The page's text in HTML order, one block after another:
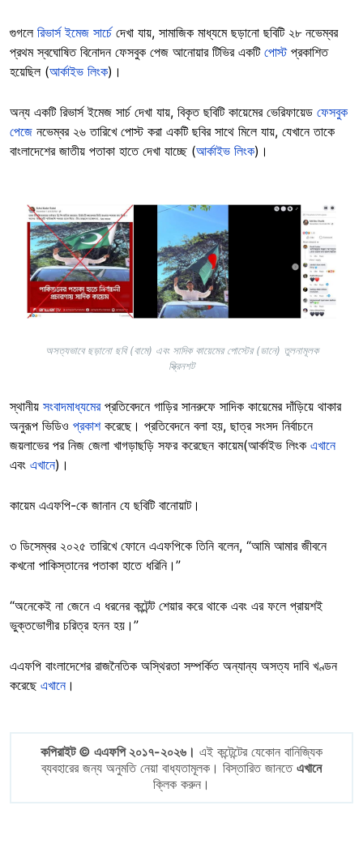
গুগলেরিভার্স ইমেজ সার্চে দেখা যায়, সামাজিক মাধ্যমে ছড়ানো ছবিটি ২৮ নভেম্বর
প্রথম স্বঘোষিত বিনোদন ফেসবুক পেজ আনোয়ার টিভির একটি পোস্টপ্রকাশিত
হয়েছিল (আর্কাইভ লিংক)।
অন্য একটি রিভার্স ইমেজ সার্চ দেখা যায়, বিকৃত ছবিটি কায়েমের ভেরিফায়েড ফেসবুক
পেজে নভেম্বর ২৬ তারিখে পোস্ট করা একটি ছবির সাথে মিলে যায়, যেখানে তাকে
বাংলাদেশের জাতীয় পতাকা হাতে দেখা যাচ্ছে (আর্কাইভ লিংক)।
Image
অসত্যভাবে ছড়ানো ছবি (বামে) এবং সাদিক কায়েমের পোস্টের (ডানে) তুলনামূলক
স্ক্রিনশট
স্থানীয় সংবাদমাধ্যমেরপ্রতিবেদনে গাড়ির সানরুফে সাদিক কায়েমের দাঁড়িয়ে থাকার
অনুরূপ ভিডিও প্রকাশকরেছে। প্রতিবেদনে বলা হয়, ছাত্র সংসদ নির্বাচনে
জয়লাভের পর নিজ জেলা খাগড়াছড়ি সফর করেছেন কায়েম(আর্কাইভ লিংক এখানে
এবং এখানে)।
কায়েম এএফপি-কে জানান যে ছবিটি বানোয়াট।
৩ ডিসেম্বর ২০২৫ তারিখে ফোনে এএফপিকে তিনি বলেন, “আমি আমার জীবনে
কখনো পাকিস্তানের পতাকা হাতে ধরিনি।”
“অনেকেই না জেনে এ ধরনের কন্টেন্ট শেয়ার করে থাকে এবং এর ফলে প্রায়শই
ভুক্তভোগীর চরিত্র হনন হয়।”
এএফপি বাংলাদেশের রাজনৈতিক অস্থিরতা সম্পর্কিত অন্যান্য অসত্য দাবি খণ্ডন
করেছে এখানে।
কপিরাইট © এএফপি ২০১৭-২০২৬। এই কন্টেন্টের যেকোন বানিজ্যিক
ব্যবহারের জন্য অনুমতি নেয়া বাধ্যতামূলক। বিস্তারিত জানতে এখানে
ক্লিক করুন।